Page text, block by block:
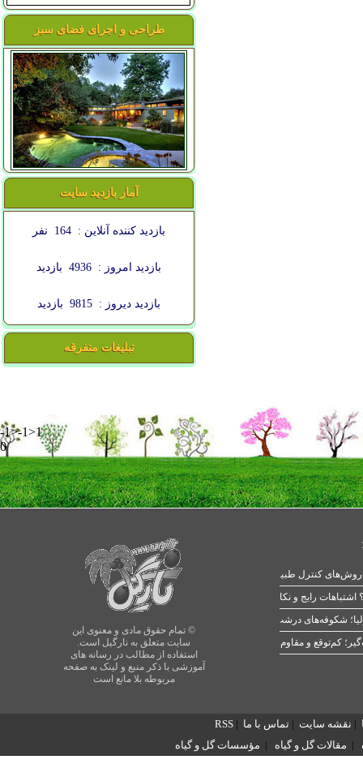
طراحی و اجرای فضای سبز
آمار بازدید سایت
بازدید کننده آنلاین : 164 نفر
بازدید امروز : 4936 بازدید
بازدید دیروز : 9815 بازدید
تبلیغات متفرقه
-1>-1>1
0
© تمام حقوق مادی و معنوی این
سایت متعلق به نارگیل است.
استفاده از مطالب در رسانه های
آموزشی با ذکر منبع و لینک به صفحه
مربوطه بلا مانع است
رایج و نکات طلایی
شکوفه‌های درشت در بهار
| نقشه سایت | تماس با ما |
RSS
| مقالات گل و گیاه | مؤسسات گل و گیاه